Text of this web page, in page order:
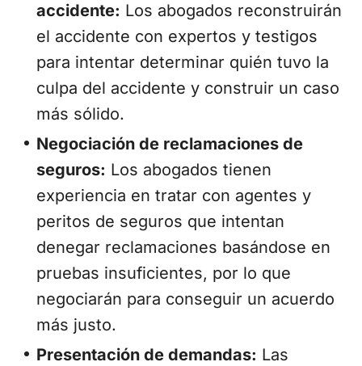
accidente: Los abogados reconstruirán
el accidente con expertos y testigos
para intentar determinar quién tuvo la
culpa del accidente y construir un caso
más sólido.
Negociación de reclamaciones de
seguros: Los abogados tienen
experiencia en tratar con agentes y
peritos de seguros que intentan
denegar reclamaciones basándose en
pruebas insuficientes, por lo que
negociarán para conseguir un acuerdo
más justo.
Presentación de demandas: Las